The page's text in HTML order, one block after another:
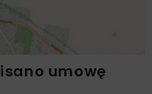
umowę